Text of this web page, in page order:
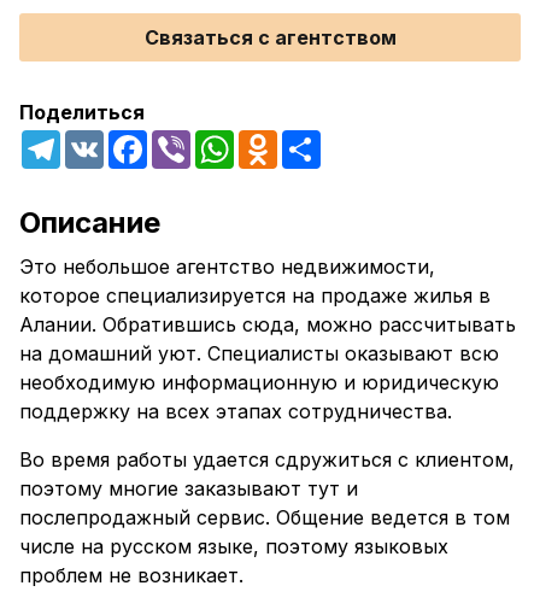
Связаться с агентством
Поделиться
Telegram
VK Facebook
Viber WhatsAppOdnoklassniki
Описание
Это небольшое агентство недвижимости,
которое специализируется на продаже жилья в
Алании. Обратившись сюда, можно рассчитывать
на домашний уют. Специалисты оказывают всю
необходимую информационную и юридическую
поддержку на всех этапах сотрудничества.
Во время работы удается сдружиться с клиентом,
поэтому многие заказывают тут и
послепродажный сервис. Общение ведется в том
числе на русском языке, поэтому языковых
проблем не возникает.